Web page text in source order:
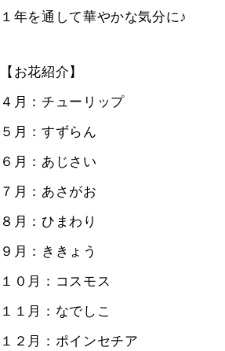
１年を通して華やかな気分に♪
【お花紹介】
４月：チューリップ
５月：すずらん
６月：あじさい
７月：あさがお
８月：ひまわり
９月：ききょう
１０月：コスモス
１１月：なでしこ
１２月：ポインセチア